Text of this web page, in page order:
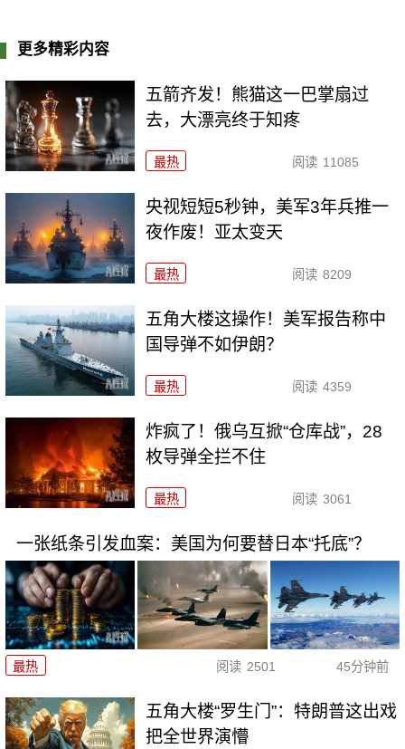
更多精彩内容
五箭齐发！熊猫这一巴掌扇过
去，大漂亮终于知疼
最热 阅读 11085
央视短短5秒钟，美军3年兵推一
夜作废！亚太变天
最热 阅读 8209
五角大楼这操作！美军报告称中
国导弹不如伊朗？
最热 阅读 4359
炸疯了！俄乌互掀“仓库战”，28
枚导弹全拦不住
最热 阅读 3061
一张纸条引发血案：美国为何要替日本“托底”？
最热 阅读 2501 45分钟前
五角大楼“罗生门”：特朗普这出戏
把全世界演懵